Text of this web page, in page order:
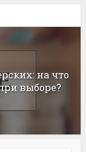
на что
выборе?